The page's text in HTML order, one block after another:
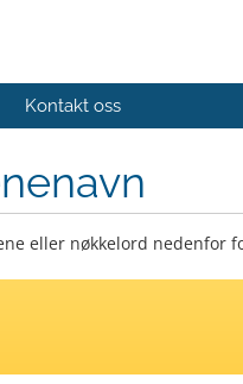
Kontakt oss
eller nøkkelord nedenfor